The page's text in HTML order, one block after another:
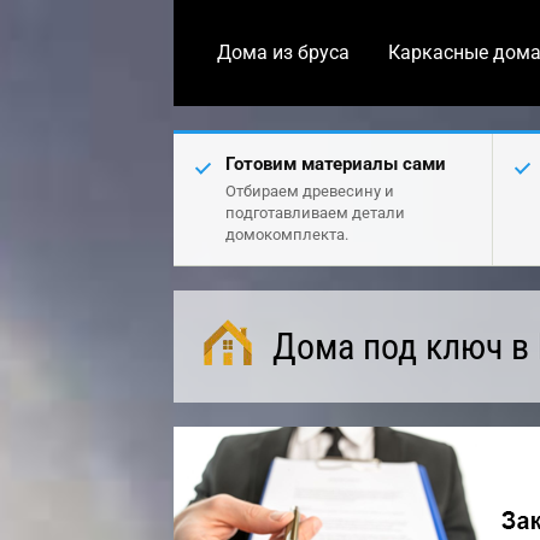
Дома из бруса Каркасные дома
Готовим материалы сами
Отбираем древесину и
подготавливаем детали
домокомплекта.
Дома под ключ в